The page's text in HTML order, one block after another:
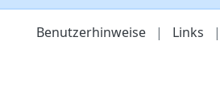
Benutzerhinweise | Links |